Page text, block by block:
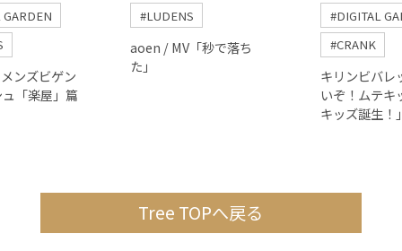
ンズビゲン
「楽屋」篇
#LUDENS
aoen / MV「秒で落ち
た」
#DIGITAL
#CRANK
キリンビバレ
いぞ！ムテキ
キッズ誕生！
Tree TOPへ戻る